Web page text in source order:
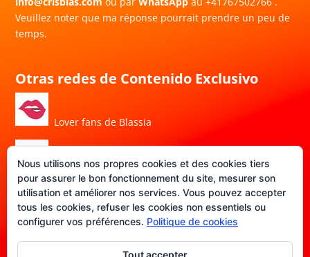
Veuillez noter que ma réponse pourrait prendre un peu de
temps.
Otras redes de Contenido Exclusivo
Lover fans de Blassia
Porn Hub de Blassia
DATE-FANS de Blassia
Nous utilisons nos propres cookies et des cookies tiers
pour assurer le bon fonctionnement du site, mesurer son
utilisation et améliorer nos services. Vous pouvez accepter
tous les cookies, refuser les cookies non essentiels ou
configurer vos préférences. Politique de cookies
Tout accepter